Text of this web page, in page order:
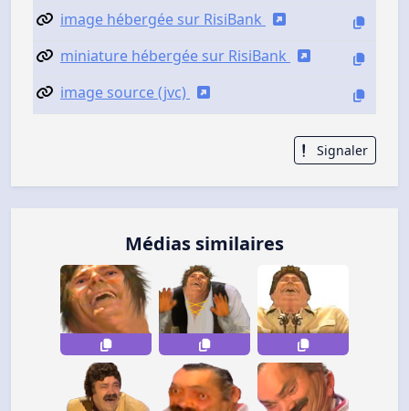
image hébergée sur RisiBank
miniature hébergée sur RisiBank
image source (jvc)
Signaler
Médias similaires